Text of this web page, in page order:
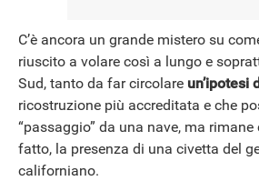
C’è ancora un grande mistero su
riuscito a volare così a lungo e
Sud, tanto da far circolare un’ipotesi
ricostruzione più accreditata e che
“passaggio” da una nave, ma
fatto, la presenza di una civetta del
californiano.